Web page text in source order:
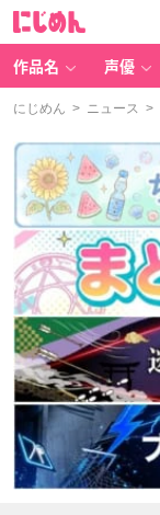
作品名 声優
にじめん > ニュース >